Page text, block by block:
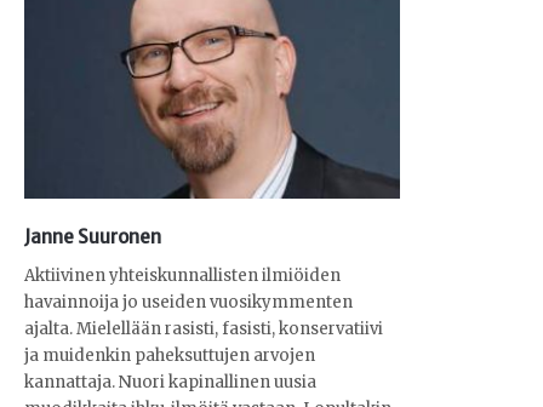
Janne Suuronen
Aktiivinen yhteiskunnallisten ilmiöiden
havainnoija jo useiden vuosikymmenten
ajalta. Mielellään rasisti, fasisti, konservatiivi
ja muidenkin paheksuttujen arvojen
kannattaja. Nuori kapinallinen uusia